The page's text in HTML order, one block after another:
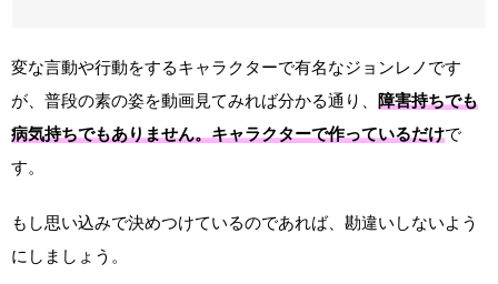
変な言動や行動をするキャラクターで有名なジョンレノです
が、普段の素の姿を動画見てみれば分かる通り、 障害持ちでも
病気持ちでもありません。キャラクターで作っているだけで
す。
もし思い込みで決めつけているのであれば、勘違いしないよう
にしましょう。